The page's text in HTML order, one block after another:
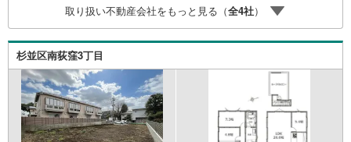
◆物件のご案内は◆弊社へのご来社、お客様宅へのお迎
え・最寄駅での待ち合わせ、物件周辺のコンビニ等でお待
ち合わせなど、ご希望をお伝えください。ご希望条件をお
伝え頂けましたら、ご見学希望物件以外の資料も用意して
参ります。もちろん他の物件も併せてご案内させていただ
きます。
取り扱い不動産会社をもっと見る（全4社）
杉並区南荻窪3丁目